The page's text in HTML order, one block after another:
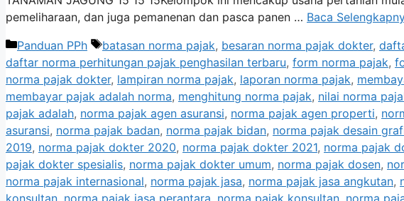
pemeliharaan, dan juga pemanenan dan pasca panen … Baca
Kategori
Panduan PPh Tag
batasan norma pajak, besaran norma pajak dokter,
daftar norma perhitungan pajak penghasilan terbaru, form norma pajak,
norma pajak dokter, lampiran norma pajak, laporan norma pajak,
membayar pajak adalah norma, menghitung norma pajak, nilai norma
pajak adalah, norma pajak agen asuransi, norma pajak agen properti,
asuransi, norma pajak badan, norma pajak bidan, norma pajak desain
2019, norma pajak dokter 2020, norma pajak dokter 2021, norma pajak
pajak dokter spesialis, norma pajak dokter umum, norma pajak dosen,
norma pajak internasional, norma pajak jasa, norma pajak jasa angkutan,